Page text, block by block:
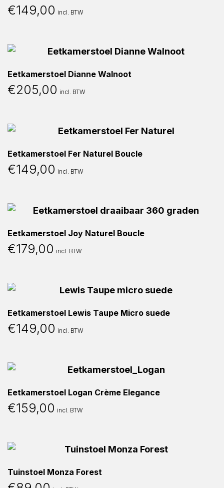
€149,00 incl. BTW
Eetkamerstoel Dianne Walnoot
€205,00 incl. BTW
Eetkamerstoel Fer Naturel Boucle
€149,00 incl. BTW
Eetkamerstoel Joy Naturel Boucle
€179,00 incl. BTW
Eetkamerstoel Lewis Taupe Micro suede
€149,00 incl. BTW
Eetkamerstoel Logan Crème Elegance
€159,00 incl. BTW
Tuinstoel Monza Forest